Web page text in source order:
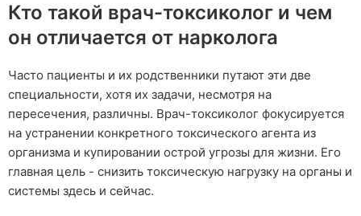
Кто такой врач-токсиколог и чем
он отличается от нарколога
Часто пациенты и их родственники путают эти две
специальности, хотя их задачи, несмотря на
пересечения, различны. Врач-токсиколог фокусируется
на устранении конкретного токсического агента из
организма и купировании острой угрозы для жизни. Его
главная цель - снизить токсическую нагрузку на органы и
системы здесь и сейчас.